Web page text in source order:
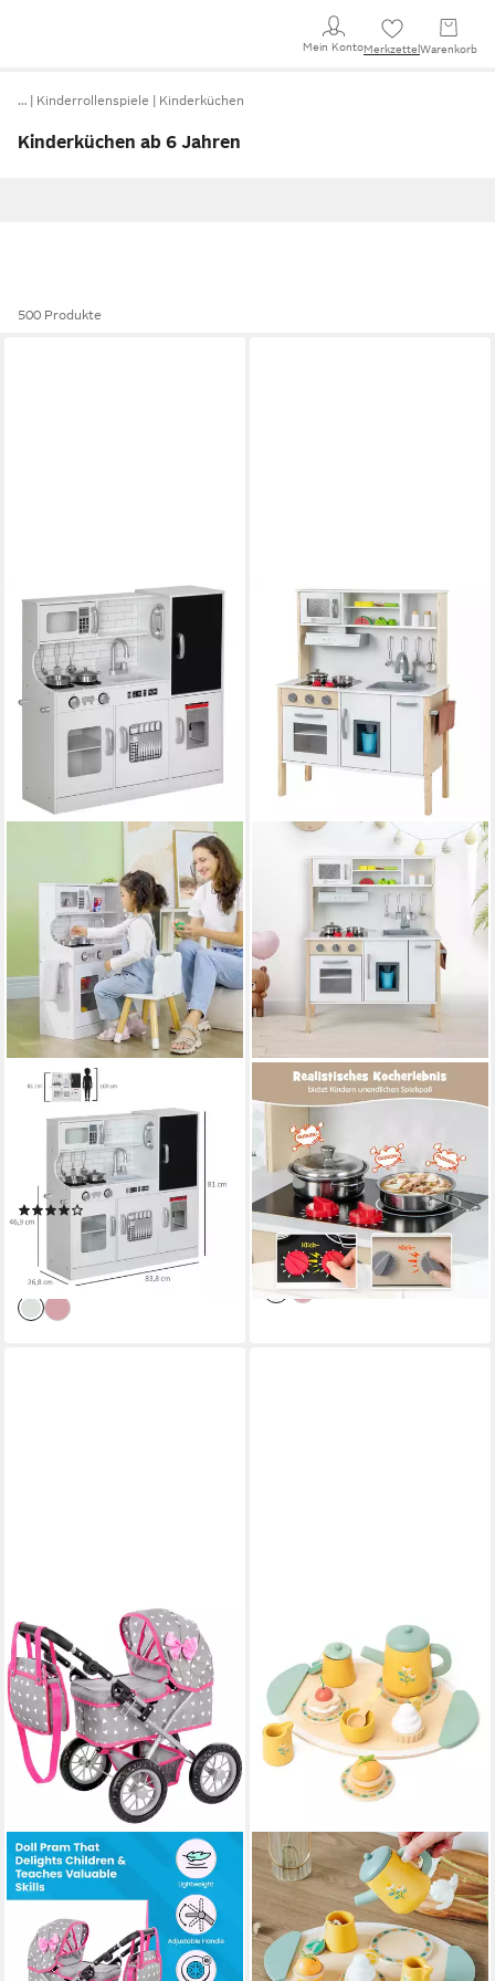
Mein KontoMerkzettel Warenkorb
… Kinderrollenspiele Kinderküchen
Kinderküchen ab 6 Jahren
500 Produkte
AIYAPLAY
Spielküche Kinderküche mit
Spielzeug Telefon, Kreidetafel,
Puppenküche MDF, Geschenk
für 3-8 Jahre Kinder, Weiß
(5)
96,90 € UVP 175,90 €
lieferbar - in 2-3 Werktagen bei dir
KOMFOTTEU
Spielküche Kinderspielküche
Holzküche, mit Mikrowelle &
Dunstabzugshaube & Herd &
Spüle & Backofen
94,99 € UVP120,99 €
-21%
lieferbar - in 5-6 Werktagen bei dir